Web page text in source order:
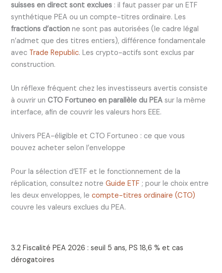
suisses en direct sont exclues : il faut passer par un ETF
synthétique PEA ou un compte-titres ordinaire. Les
fractions d’action ne sont pas autorisées (le cadre légal
n’admet que des titres entiers), différence fondamentale
avec Trade Republic. Les crypto-actifs sont exclus par
construction.
Un réflexe fréquent chez les investisseurs avertis consiste
à ouvrir unCTO Fortuneo en parallèle du PEA sur la même
interface, afin de couvrir les valeurs hors EEE.
Univers PEA-éligible et CTO Fortuneo : ce que vous
pouvez acheter selon l’enveloppe
Pour la sélection d’ETF et le fonctionnement de la
réplication, consultez notreGuide ETF ; pour le choix entre
les deux enveloppes, lecompte-titres ordinaire (CTO)
couvre les valeurs exclues du PEA.
3.2 Fiscalité PEA 2026 : seuil 5 ans, PS 18,6 % et cas
dérogatoires